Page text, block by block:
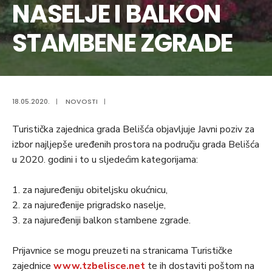
NASELJE I BALKON
STAMBENE ZGRADE
18.05.2020. | NOVOSTI |
Turistička zajednica grada Belišća objavljuje Javni poziv za
izbor najljepše uređenih prostora na području grada Belišća
u 2020. godini i to u sljedećim kategorijama:
1. za najuređeniju obiteljsku okućnicu,
2. za najuređenije prigradsko naselje,
3. za najuređeniji balkon stambene zgrade.
Prijavnice se mogu preuzeti na stranicama Turističke
zajednice www.tzbelisce.net te ih dostaviti poštom na